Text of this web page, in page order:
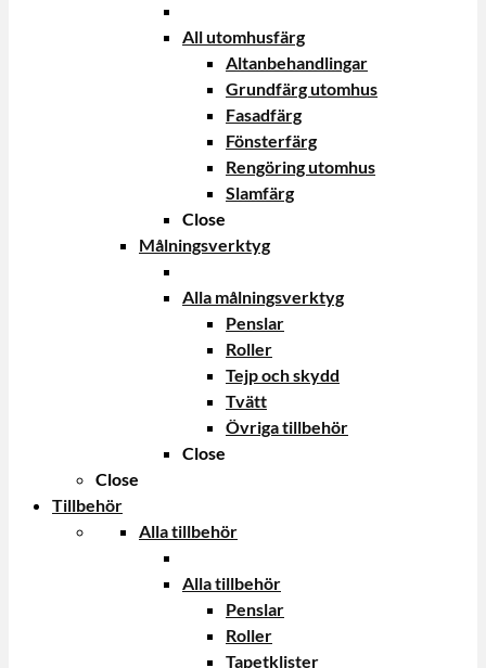
All utomhusfärg
Altanbehandlingar
Grundfärg utomhus
Fasadfärg
Fönsterfärg
Rengöring utomhus
Slamfärg
Close
Målningsverktyg
Alla målningsverktyg
Penslar
Roller
Tejp och skydd
Tvätt
Övriga tillbehör
Close
Close
Tillbehör
Alla tillbehör
Alla tillbehör
Penslar
Roller
Tapetklister